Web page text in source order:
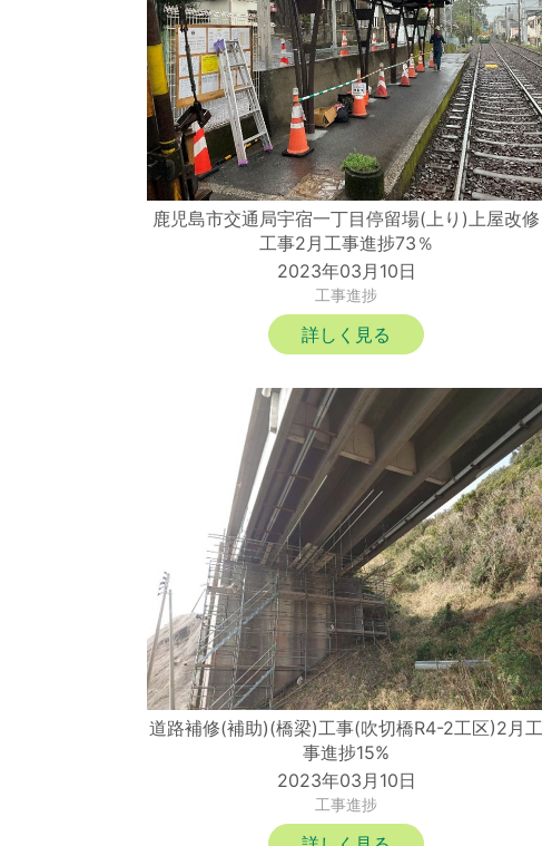
鹿児島市交通局宇宿一丁目停留場(上り)上屋改修
工事2月工事進捗73％
2023年03月10日
工事進捗
詳しく見る
道路補修(補助)(橋梁)工事(吹切橋R4-2工区)2月工
事進捗15%
2023年03月10日
工事進捗